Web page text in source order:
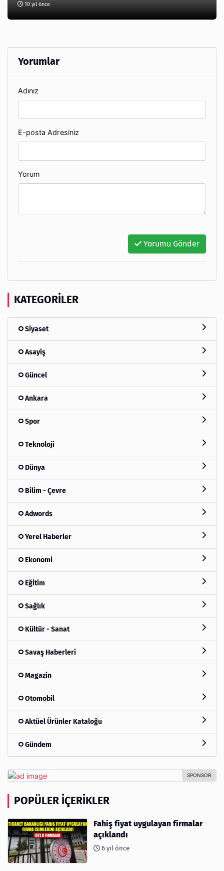
10 yıl önce
Yorumlar
Adınız
E-posta Adresiniz
Yorum
Yorumu Gönder
KATEGORILER
Siyaset
Asayiş
Güncel
Ankara
Spor
Teknoloji
Dünya
Bilim - Çevre
Adwords
Yerel Haberler
Ekonomi
Eğitim
Sağlık
Kültür - Sanat
Savaş Haberleri
Magazin
Otomobil
Aktüel Ürünler Kataloğu
Gündem
POPÜLER İÇERIKLER
Fahiş fiyat uygulayan firmalar
açıklandı
6 yıl önce